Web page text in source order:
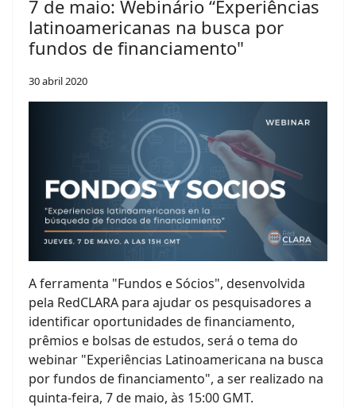
7 de maio: Webinário “Experiências
latinoamericanas na busca por
fundos de financiamento"
30 abril 2020
A ferramenta "Fundos e Sócios", desenvolvida
pela RedCLARA para ajudar os pesquisadores a
identificar oportunidades de financiamento,
prêmios e bolsas de estudos, será o tema do
webinar "Experiências Latinoamericana na busca
por fundos de financiamento", a ser realizado na
quinta-feira, 7 de maio, às 15:00 GMT.